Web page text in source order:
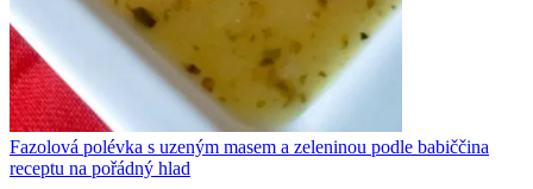
Fazolová polévka s uzeným masem a zeleninou podle babiččina
receptu na pořádný hlad